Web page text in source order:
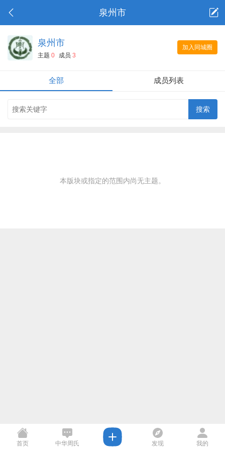
泉州市
加入同城圈
泉州市
主题 0 成员 3
全部 成员列表
本版块或指定的范围内尚无主题。
首页 中华周氏 发现 我的